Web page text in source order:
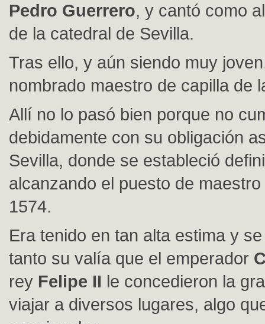
Pedro Guerrero, y cantó como
de la catedral de Sevilla.
Tras ello, y aún siendo muy
nombrado maestro de capilla de
Allí no lo pasó bien porque no
debidamente con su obligación
Sevilla, donde se estableció
alcanzando el puesto de
1574.
Era tenido en tan alta estima y
tanto su valía que el emperador
rey Felipe II le concedieron la
viajar a diversos lugares, algo